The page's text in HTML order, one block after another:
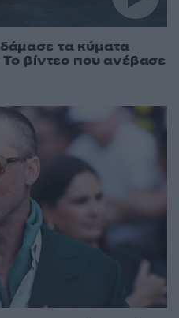
τα κύματα
βίντεο που ανέβασε